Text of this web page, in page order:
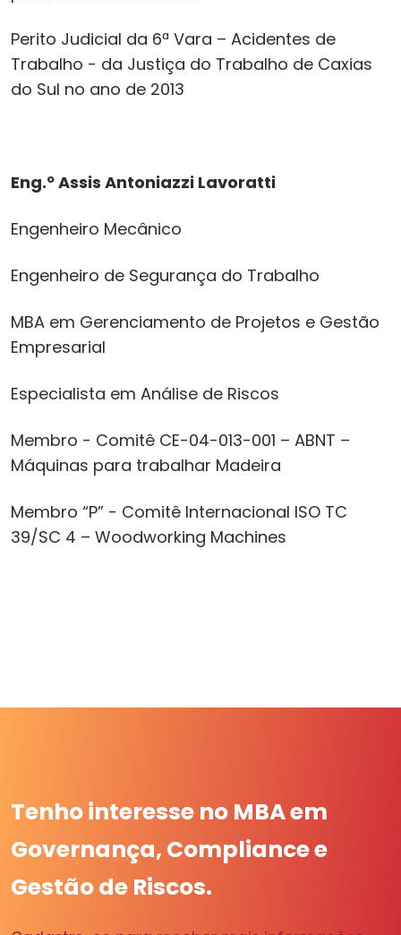
Perito Judicial da 6ª Vara – Acidentes de
Trabalho - da Justiça do Trabalho de Caxias
do Sul no ano de 2013
Eng.º Assis Antoniazzi Lavoratti
Engenheiro Mecânico
Engenheiro de Segurança do Trabalho
MBA em Gerenciamento de Projetos e Gestão
Empresarial
Especialista em Análise de Riscos
Membro - Comitê CE-04-013-001 – ABNT –
Máquinas para trabalhar Madeira
Membro “P” - Comitê Internacional ISO TC
39/SC 4 – Woodworking Machines
Tenho interesse no MBA em
Governança, Compliance e
Gestão de Riscos.